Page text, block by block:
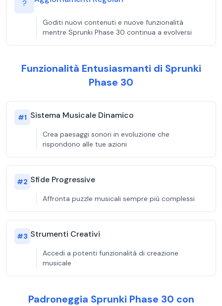
?
Goditi nuovi contenuti e nuove funzionalità
mentre Sprunki Phase 30 continua a evolversi
Funzionalità Entusiasmanti di Sprunki
Phase 30
#1 Sistema Musicale Dinamico
Crea paesaggi sonori in evoluzione che
rispondono alle tue azioni
#2 Sfide Progressive
Affronta puzzle musicali sempre più complessi
#3 Strumenti Creativi
Accedi a potenti funzionalità di creazione
musicale
Padroneggia Sprunki Phase 30 con